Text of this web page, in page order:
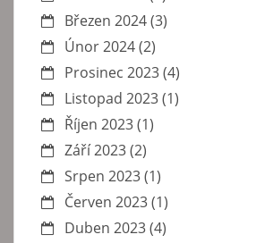
Březen 2024(3)
Únor 2024(2)
Prosinec 2023(4)
Listopad 2023(1)
Říjen 2023(1)
Září 2023(2)
Srpen 2023(1)
Červen 2023(1)
Duben 2023(4)